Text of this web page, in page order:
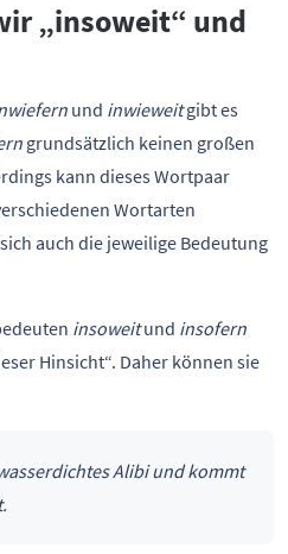
„insoweit“ und
und inwieweitgibt es
grundsätzlich keinen großen
kann dieses Wortpaar
Wortarten
auch die jeweilige Bedeutung
insoweitund insofern
Hinsicht“. Daher können sie
Alibi und kommt